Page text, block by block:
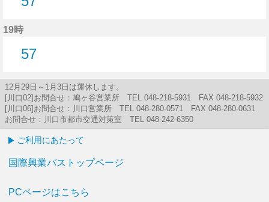
19時
57
12月29日～1月3日は運休します。
[川口02]お問合せ：鳩ヶ谷営業所 TEL 048-218-5931 FAX 048-218-5932
[川口06]お問合せ：川口営業所 TEL 048-280-0571 FAX 048-280-0631
お問合せ：川口市都市交通対策室 TEL 048-242-6350
ご利用にあたって
国際興業バストップページ
PCページはこちら